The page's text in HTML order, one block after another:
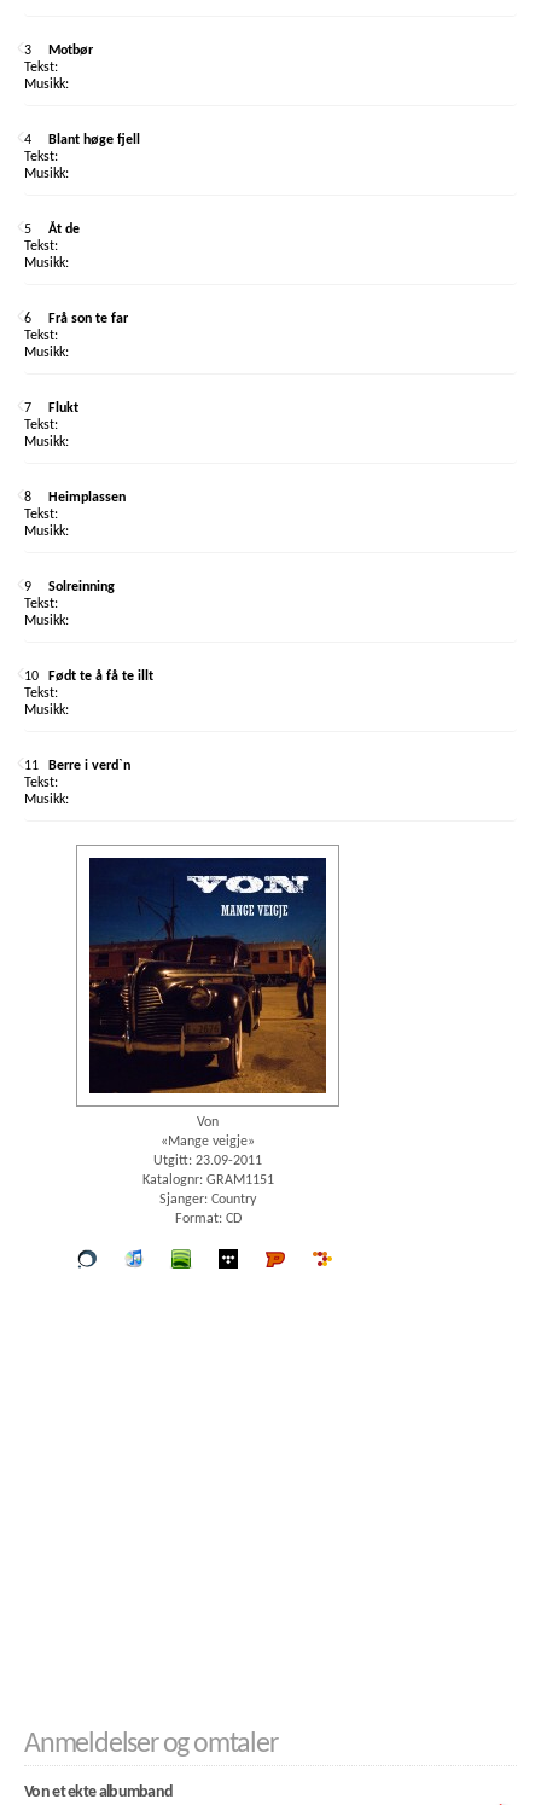
3 Motbør
4 Blant høge fjell
5 Åt de
6 Frå son te far
7 Flukt
8 Heimplassen
9 Solreinning
10 Født te å få te illt
11 Berre i verd`n
Von
«Mange veigje»
Utgitt: 23.09-2011
Katalognr: GRAM1151
Sjanger: Country
Format: CD
Vår
iTunes spotify wimp Platekompaniet
Anmeldelser og omtaler
Von et ekte albumband